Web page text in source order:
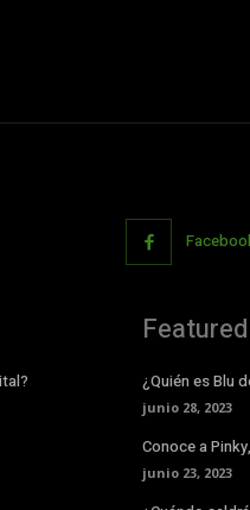
Featured
¿Quién es Blu
junio 28, 2023
Conoce a
junio 23, 2023